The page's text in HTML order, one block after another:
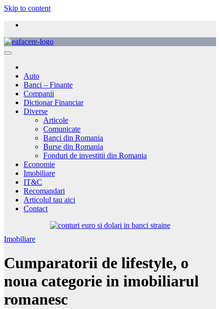
Skip to content
Auto
Banci – Finante
Companii
Dictionar Financiar
Diverse
Articole
Comunicate
Banci din Romania
Burse din Romania
Fonduri de investitii din Romania
Economie
Imobiliare
IT&C
Recomandari
Articolul tau aici
Contact
Imobiliare
Cumparatorii de lifestyle, o
noua categorie in imobiliarul
romanesc